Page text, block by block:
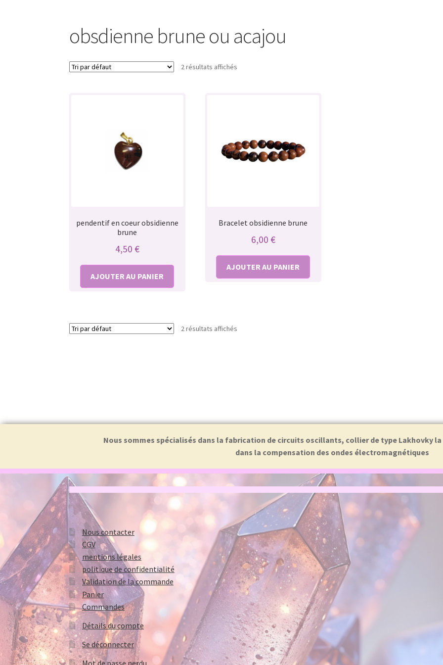
obsdienne brune ou acajou
2 résultats affichés
pendentif en coeur obsidienne
brune
4,50 €
AJOUTER AU PANIER
Bracelet obsidienne brune
6,00 €
AJOUTER AU PANIER
2 résultats affichés
Nous sommes spécialisés dans la fabrication de circuits oscillants, collier de type Lakhovky la
dans la compensation des ondes électromagnétiques
Nous contacter
CGV
mentions légales
politique de confidentialité
Validation de la commande
Panier
Commandes
Détails du compte
Se déconnecter
Mot de passe perdu